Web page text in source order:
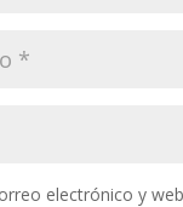
electrónico y